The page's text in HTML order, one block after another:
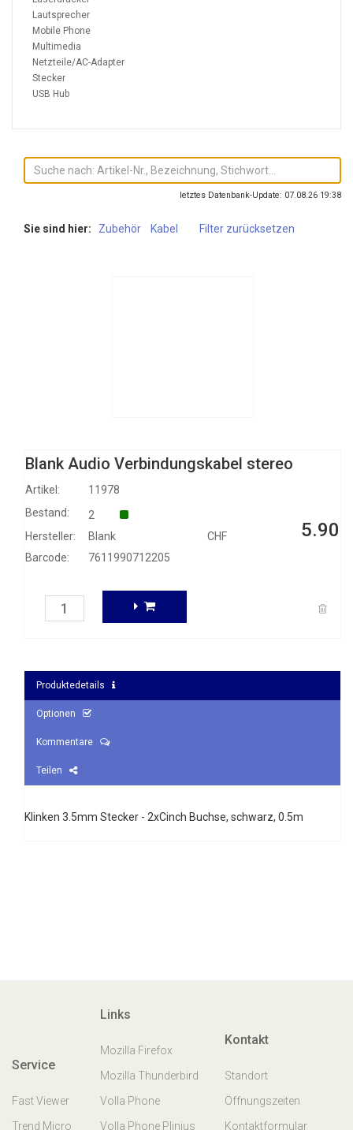
Lautsprecher
Mobile Phone
Multimedia
Netzteile/AC-Adapter
Stecker
USB Hub
letztes Datenbank-Update: 07.08.26 19:38
Sie sind hier: Zubehör Kabel Filter zurücksetzen
Blank Audio Verbindungskabel stereo
Artikel: 11978
CHF 5.90
Bestand:
2
Hersteller:
Blank
Barcode:
7611990712205
Produktedetails
Optionen
Kommentare
Teilen
Klinken 3.5mm Stecker - 2xCinch Buchse, schwarz, 0.5m
Service
Fast Viewer
Trend Micro
Links
Mozilla Firefox
Mozilla Thunderbird
Volla Phone
Volla Phone Plinius
Kontakt
Standort
Öffnungszeiten
Kontaktformular